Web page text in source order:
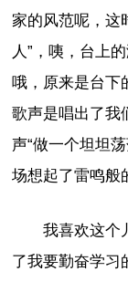
家的风范呢，这
人”，咦，台上
哦，原来是台下
歌声是唱出了我
声“做一个坦坦
场想起了雷鸣
我喜欢这个
了我要勤奋学习